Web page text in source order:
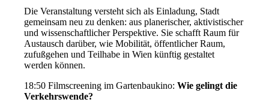
Die Veranstaltung versteht sich als Einladung, Stadt
gemeinsam neu zu denken: aus planerischer, aktivistischer
und wissenschaftlicher Perspektive. Sie schafft Raum für
Austausch darüber, wie Mobilität, öffentlicher Raum,
zufußgehen und Teilhabe in Wien künftig gestaltet
werden können.
18:50 Filmscreening im Gartenbaukino:Wie gelingt die
Verkehrswende?